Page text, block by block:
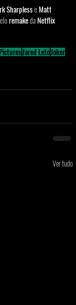
Sharpless e Matt
remake da Netflix
Jared LetoJoker
Ver tudo